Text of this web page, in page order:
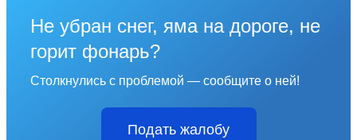
Не убран снег, яма на дороге, не
горит фонарь?
Столкнулись с проблемой — сообщите о ней!
Подать жалобу